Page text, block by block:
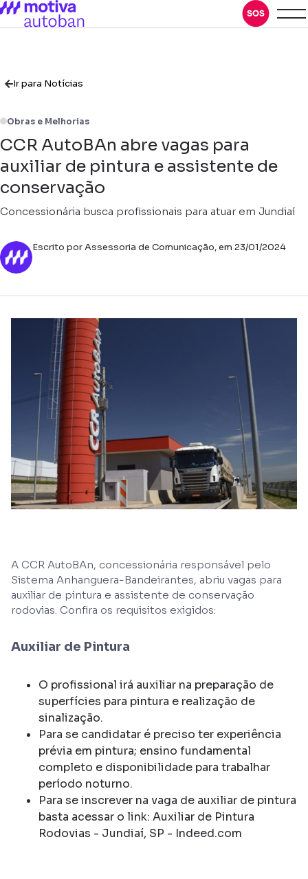
Ir para Notícias
Obras e Melhorias
CCR AutoBAn abre vagas para
auxiliar de pintura e assistente de
conservação
Concessionária busca profissionais para atuar em Jundiaí
Escrito por Assessoria de Comunicação, em 23/01/2024
A CCR AutoBAn, concessionária responsável pelo
Sistema Anhanguera-Bandeirantes, abriu vagas para
auxiliar de pintura e assistente de conservação
rodovias. Confira os requisitos exigidos:
Auxiliar de Pintura
O profissional irá auxiliar na preparação de
superfícies para pintura e realização de
sinalização.
Para se candidatar é preciso ter experiência
prévia em pintura; ensino fundamental
completo e disponibilidade para trabalhar
período noturno.
Para se inscrever na vaga de auxiliar de pintura
basta acessar o link: Auxiliar de Pintura
Rodovias - Jundiaí, SP - Indeed.com